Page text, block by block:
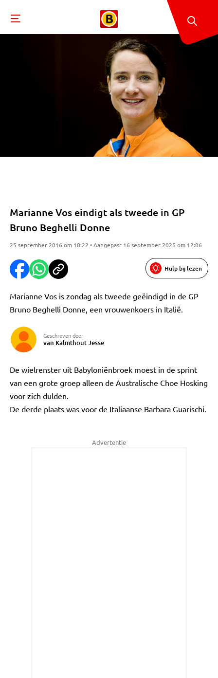
Marianne Vos eindigt als tweede in GP
Bruno Beghelli Donne
25 september 2016 om 18:22 • Aangepast 16 september 2025 om 12:06
Hulp bij lezen
Marianne Vos is zondag als tweede geëindigd in de GP
Bruno Beghelli Donne, een vrouwenkoers in Italië.
Geschreven door
van Kalmthout Jesse
De wielrenster uit Babyloniënbroek moest in de sprint
van een grote groep alleen de Australische Choe Hosking
voor zich dulden.
De derde plaats was voor de Italiaanse Barbara Guarischi.
Advertentie